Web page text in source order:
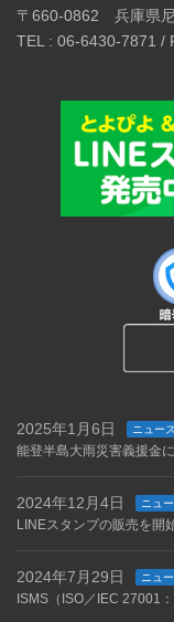
〒660-0862 兵庫県
TEL : 06-6430-7871 /
2025年1月6日 ニュース
能登半島大雨災害義援金
2024年12月4日 ニュ
LINEスタンプの販売を開
2024年7月29日 ニュ
ISMS（ISO／IEC 27001